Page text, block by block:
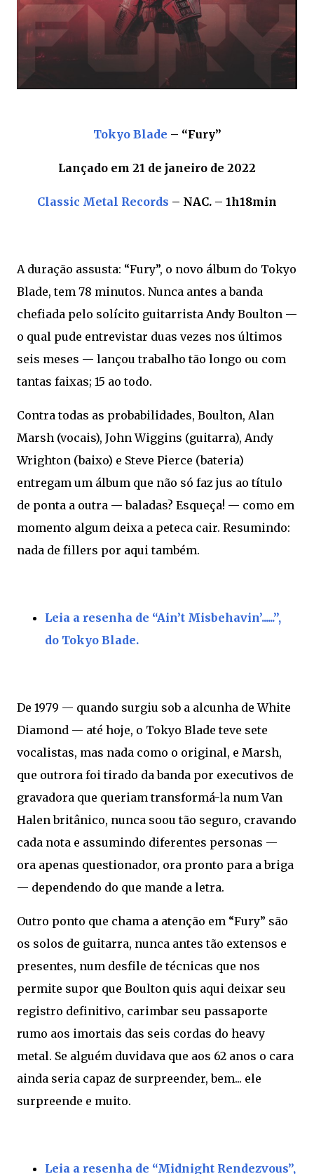
Tokyo Blade – “Fury”
Lançado em 21 de janeiro de 2022
Classic Metal Records – NAC. – 1h18min
A duração assusta: “Fury”, o novo álbum do Tokyo
Blade, tem 78 minutos. Nunca antes a banda
chefiada pelo solícito guitarrista Andy Boulton —
o qual pude entrevistar duas vezes nos últimos
seis meses — lançou trabalho tão longo ou com
tantas faixas; 15 ao todo.
Contra todas as probabilidades, Boulton, Alan
Marsh (vocais), John Wiggins (guitarra), Andy
Wrighton (baixo) e Steve Pierce (bateria)
entregam um álbum que não só faz jus ao título
de ponta a outra — baladas? Esqueça! — como em
momento algum deixa a peteca cair. Resumindo:
nada de fillers por aqui também.
Leia a resenha de “Ain’t Misbehavin’......”,
do Tokyo Blade.
De 1979 — quando surgiu sob a alcunha de White
Diamond — até hoje, o Tokyo Blade teve sete
vocalistas, mas nada como o original, e Marsh,
que outrora foi tirado da banda por executivos de
gravadora que queriam transformá-la num Van
Halen britânico, nunca soou tão seguro, cravando
cada nota e assumindo diferentes personas —
ora apenas questionador, ora pronto para a briga
— dependendo do que mande a letra.
Outro ponto que chama a atenção em “Fury” são
os solos de guitarra, nunca antes tão extensos e
presentes, num desfile de técnicas que nos
permite supor que Boulton quis aqui deixar seu
registro definitivo, carimbar seu passaporte
rumo aos imortais das seis cordas do heavy
metal. Se alguém duvidava que aos 62 anos o cara
ainda seria capaz de surpreender, bem... ele
surpreende e muito.
Leia a resenha de “Midnight Rendezvous”,